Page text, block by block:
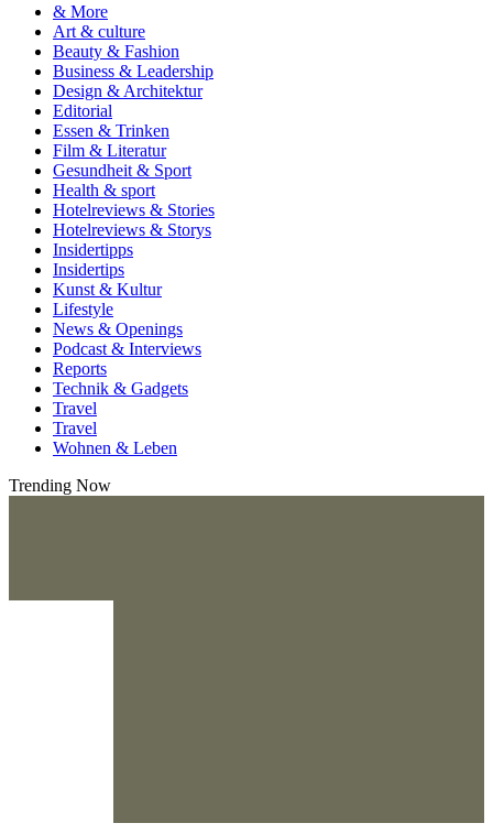
& More
Art & culture
Beauty & Fashion
Business & Leadership
Design & Architektur
Editorial
Essen & Trinken
Film & Literatur
Gesundheit & Sport
Health & sport
Hotelreviews & Stories
Hotelreviews & Storys
Insidertipps
Insidertips
Kunst & Kultur
Lifestyle
News & Openings
Podcast & Interviews
Reports
Technik & Gadgets
Travel
Travel
Wohnen & Leben
Trending Now